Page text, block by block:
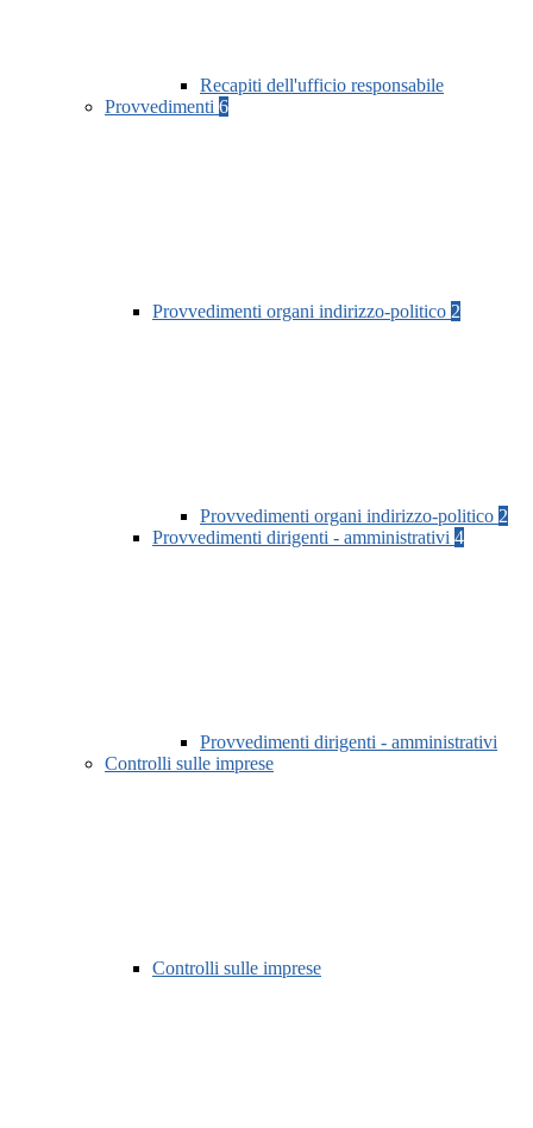
Recapiti dell'ufficio responsabile
Provvedimenti 6
Provvedimenti organi indirizzo-politico 2
Provvedimenti organi indirizzo-politico 2
Provvedimenti dirigenti - amministrativi 4
Provvedimenti dirigenti - amministrativi
Controlli sulle imprese
Controlli sulle imprese